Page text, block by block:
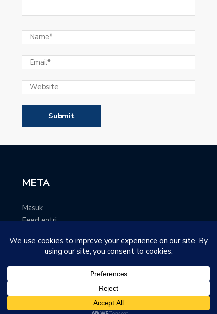
META
Masuk
Feed entri
WordPress.org
@Griya Yatim Syari'ah Mandiri